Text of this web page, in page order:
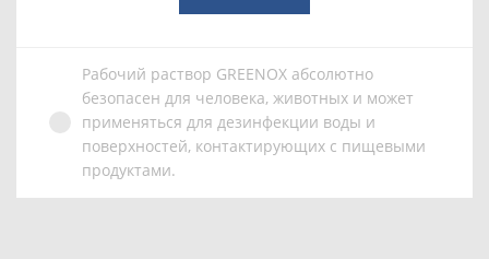
Рабочий раствор GREENOX абсолютно
безопасен для человека, животных и может
применяться для дезинфекции воды и
поверхностей, контактирующих с пищевыми
продуктами.